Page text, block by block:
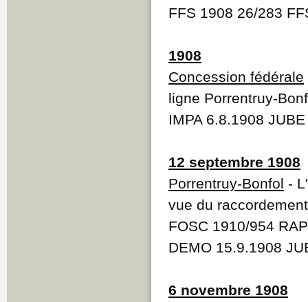
FFS 1908 26/283
1908
Concession fédérale
ligne Porrentruy-
IMPA 6.8.1908
12 septembre 1908
Porrentruy-Bonfol -
vue du
FOSC 1910/954
DEMO 15.9.1908
6 novembre 1908